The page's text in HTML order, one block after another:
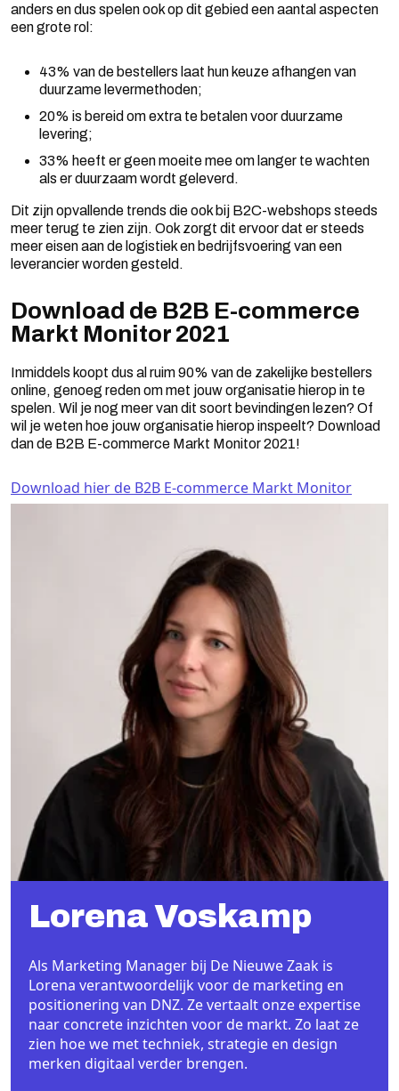
anders en dus spelen ook op dit gebied een aantal aspecten
een grote rol:
43% van de bestellers laat hun keuze afhangen van
duurzame levermethoden;
20% is bereid om extra te betalen voor duurzame
levering;
33% heeft er geen moeite mee om langer te wachten
als er duurzaam wordt geleverd.
Dit zijn opvallende trends die ook bij B2C-webshops steeds
meer terug te zien zijn. Ook zorgt dit ervoor dat er steeds
meer eisen aan de logistiek en bedrijfsvoering van een
leverancier worden gesteld.
Download de B2B E-commerce
Markt Monitor 2021
Inmiddels koopt dus al ruim 90% van de zakelijke bestellers
online, genoeg reden om met jouw organisatie hierop in te
spelen. Wil je nog meer van dit soort bevindingen lezen? Of
wil je weten hoe jouw organisatie hierop inspeelt? Download
dan de B2B E-commerce Markt Monitor 2021!
Download hier de B2B E-commerce Markt Monitor
Lorena Voskamp
Als Marketing Manager bij De Nieuwe Zaak is
Lorena verantwoordelijk voor de marketing en
positionering van DNZ. Ze vertaalt onze expertise
naar concrete inzichten voor de markt. Zo laat ze
zien hoe we met techniek, strategie en design
merken digitaal verder brengen.